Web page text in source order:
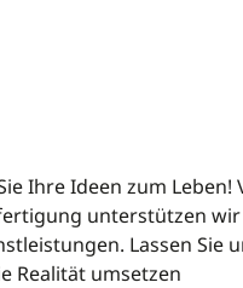
Ihre Ideen zum
unterstützen wir
Lassen Sie
Realität umsetzen